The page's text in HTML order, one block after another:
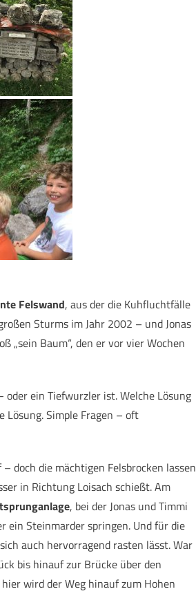
Felswand, aus der die Kuhfluchtfälle
Sturms im Jahr 2002 – und Jonas
„sein Baum“, den er vor vier Wochen
ein Tiefwurzler ist. Welche Lösung
Lösung. Simple Fragen – oft
doch die mächtigen Felsbrocken lassen
in Richtung Loisach schießt. Am
, bei der Jonas und Timmi
ein Steinmarder springen. Und für die
auch hervorragend rasten lässt. War
bis hinauf zur Brücke über den
wird der Weg hinauf zum Hohen